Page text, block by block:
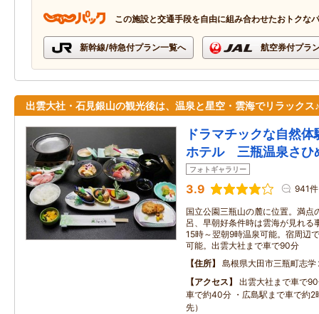
この施設と交通手段を自由に組み合わせたおトクな
新幹線/特急付プラン一覧へ 航空券付プラ
出雲大社・石見銀山の観光後は、温泉と星空・雲海でリラックス♪
ドラマチックな自然
ホテル 三瓶温泉さひ
フォトギャラリー
3.9 941件
国立公園三瓶山の麓に位置。満点
呂、早朝好条件時は雲海が見れる
15時～翌朝9時温泉可能。宿周辺
可能。出雲大社まで車で90分
住所
島根県大田市三瓶町志学
アクセス
出雲大社まで車で
車で約40分 ・広島駅まで車で約2
先）